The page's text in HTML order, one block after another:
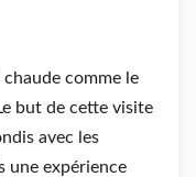
comme le
but de cette visite
avec les
une expérience